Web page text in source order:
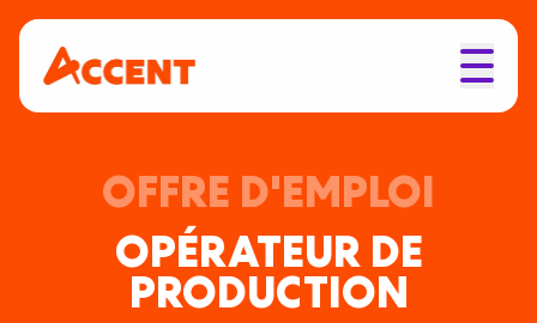
OFFRE D'EMPLOI
OPÉRATEUR DE
PRODUCTION